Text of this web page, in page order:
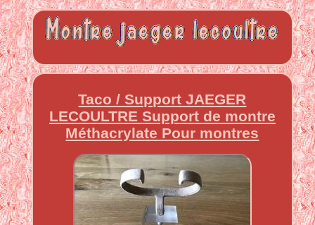
Taco / Support JAEGER
LECOULTRE Support de montre
Méthacrylate Pour montres